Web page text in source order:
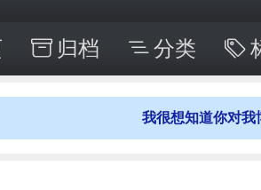
归档 分类
我很想知道你对我